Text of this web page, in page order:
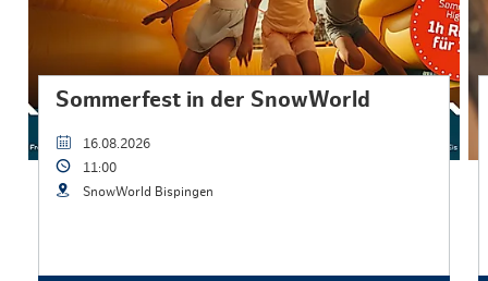
Sommerfest in der SnowWorld
16.08.2026
11:00
SnowWorld Bispingen